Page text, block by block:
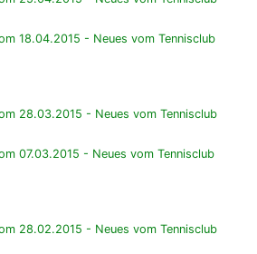
18.04.2015 - Neues vom Tennisclub
28.03.2015 - Neues vom Tennisclub
07.03.2015 - Neues vom Tennisclub
28.02.2015 - Neues vom Tennisclub